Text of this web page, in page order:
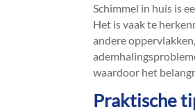
Schimmel in huis is
Het is vaak te
andere
waardoor het
Praktische